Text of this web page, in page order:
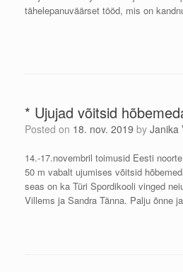
tähelepanuväärset tööd, mis on
* Ujujad võitsid
Posted on 18. nov. 2019 by Janika
14.-17.novembril toimusid Eesti
50 m vabalt ujumises võitsid
seas on ka Türi Spordikooli vinged
Villems ja Sandra Tänna. Palju õnne